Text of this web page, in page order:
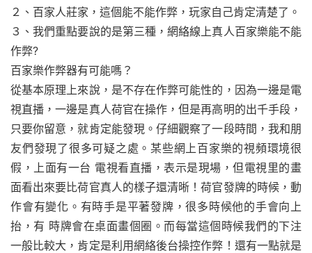
２、百家人莊家，這個能不能作弊，玩家自己肯定清楚了。
３、我們重點要說的是第三種，網絡線上真人百家樂能不能
作弊?
百家樂作弊器有可能嗎？
從基本原理上來說，是不存在作弊可能性的，因為一邊是電
視直播，一邊是真人荷官在操作，但是再高明的出千手段，
只要你留意，就肯定能發現。仔細觀察了一段時間，我和朋
友們發現了很多可疑之處。某些網上百家樂的視頻環境很
假，上面有一台 電視看直播，表示是現場，但電視里的畫
面看出來要比荷官真人的樣子還清晰！荷官發牌的時候，動
作會有變化。有時手是平著發牌，很多時候他的手會向上
抬，有 時牌會在桌面畫個圈。而每當這個時候我們的下注
一般比較大，肯定是利用網絡後台操控作弊！還有一點就是